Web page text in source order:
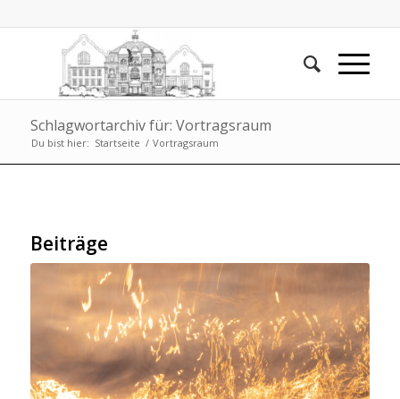
Schlagwortarchiv für: Vortragsraum
Du bist hier: Startseite / Vortragsraum
Beiträge